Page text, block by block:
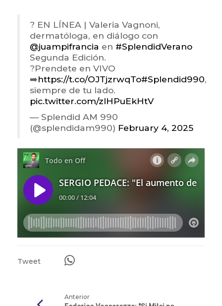
? EN LÍNEA | Valeria Vagnoni,
dermatóloga, en diálogo con
@juampifrancia en #SplendidVerano
Segunda Edición.
?Prendete en VIVO
➡️https://t.co/OJTjzrwqTo#Splendid990,
siempre de tu lado.
pic.twitter.com/zlHPuEkHtV
— Splendid AM 990
(@splendidam990) February 4, 2025
Tweet
Anterior